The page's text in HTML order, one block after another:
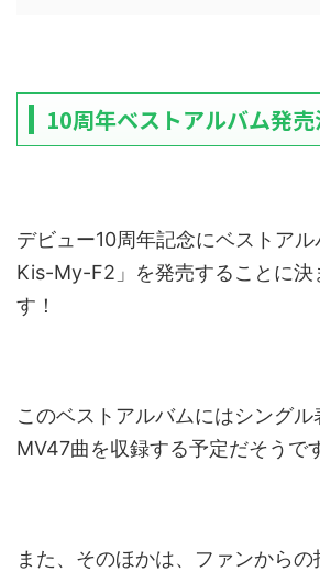
10周年ベストアルバム発売
デビュー10周年記念にベストア
Kis-My-F2」を発売することに決
す！
このベストアルバムにはシングル
MV47曲を収録する予定だそうで
また、そのほかは、ファンから